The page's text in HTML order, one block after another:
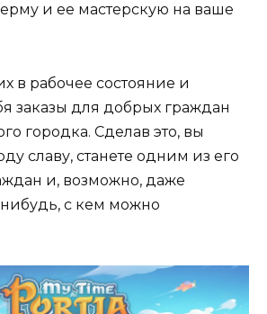
и ее мастерскую на ваше
в рабочее состояние и
заказы для добрых граждан
городка. Сделав это, вы
славу, станете одним из его
и, возможно, даже
нибудь, с кем можно